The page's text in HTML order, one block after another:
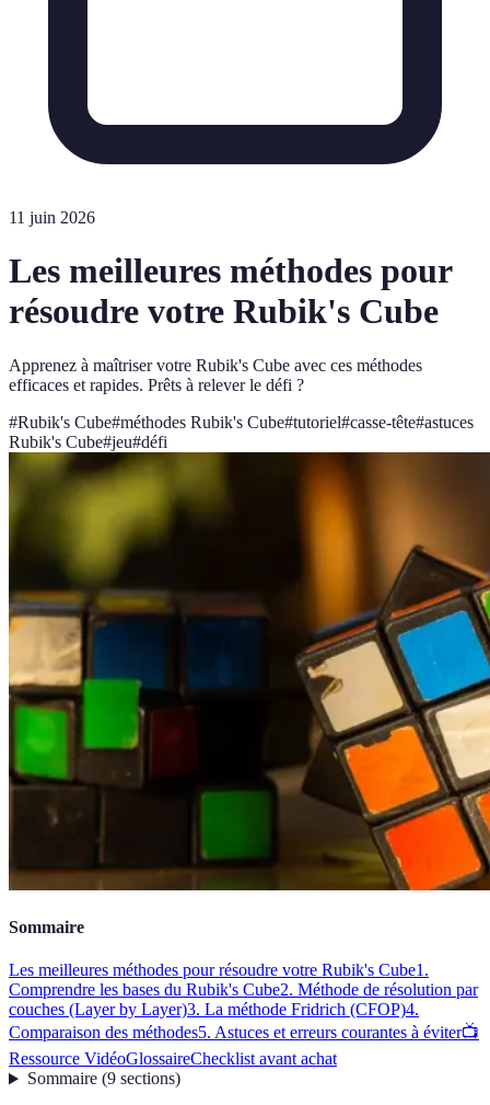
11 juin 2026
Les meilleures méthodes pour
résoudre votre Rubik's Cube
Apprenez à maîtriser votre Rubik's Cube avec ces méthodes
efficaces et rapides. Prêts à relever le défi ?
#Rubik's Cube#méthodes Rubik's Cube#tutoriel#casse-tête#astuces
Rubik's Cube#jeu#défi
Sommaire
Les meilleures méthodes pour résoudre votre Rubik's Cube1.
Comprendre les bases du Rubik's Cube2. Méthode de résolution par
couches (Layer by Layer)3. La méthode Fridrich (CFOP)4.
Comparaison des méthodes5. Astuces et erreurs courantes à éviter📺
Ressource VidéoGlossaireChecklist avant achat
Sommaire(9 sections)